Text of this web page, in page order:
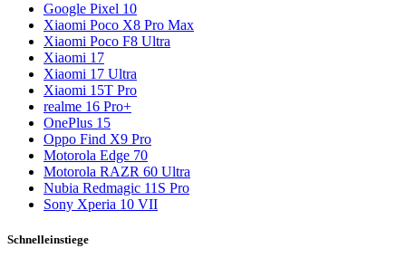
Google Pixel 10
Xiaomi Poco X8 Pro Max
Xiaomi Poco F8 Ultra
Xiaomi 17
Xiaomi 17 Ultra
Xiaomi 15T Pro
realme 16 Pro+
OnePlus 15
Oppo Find X9 Pro
Motorola Edge 70
Motorola RAZR 60 Ultra
Nubia Redmagic 11S Pro
Sony Xperia 10 VII
Schnelleinstiege